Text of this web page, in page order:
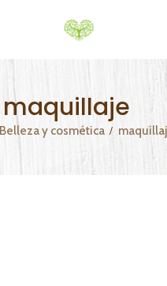
maquillaje
Belleza y cosmética